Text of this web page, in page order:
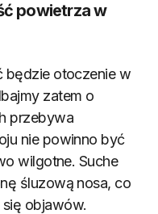
powietrza w
będzie otoczenie w
zatem o
przebywa
nie powinno być
wilgotne. Suche
śluzową nosa, co
objawów.